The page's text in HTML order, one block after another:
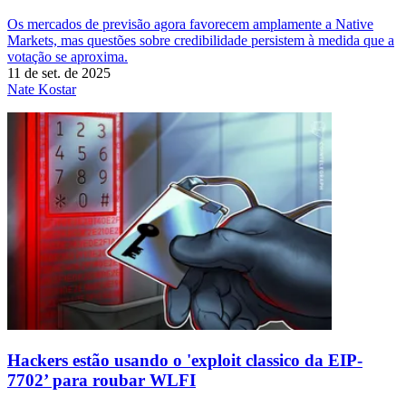
Os mercados de previsão agora favorecem amplamente a Native
Markets, mas questões sobre credibilidade persistem à medida que a
votação se aproxima.
11 de set. de 2025
Nate Kostar
Hackers estão usando o 'exploit classico da EIP-
7702’ para roubar WLFI